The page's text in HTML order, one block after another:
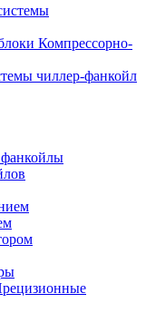
Компрессорно-
чиллер-фанкойл